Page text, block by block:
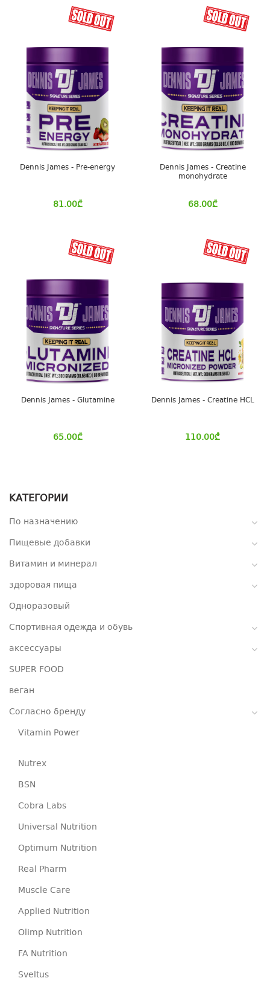
КАТЕГОРИИ
По назначению
Пищевые добавки
Витамин и минерал
здоровая пища
Одноразовый
Спортивная одежда и обувь
аксессуары
SUPER FOOD
веган
Согласно бренду
Vitamin Power
Nutrex
BSN
Cobra Labs
Universal Nutrition
Optimum Nutrition
Real Pharm
Muscle Care
Applied Nutrition
Olimp Nutrition
FA Nutrition
Sveltus
Dennis James - Pre-energy
81.00₾
Dennis James - Creatine
monohydrate
68.00₾
Dennis James - Glutamine
65.00₾
Dennis James - Creatine HCL
110.00₾